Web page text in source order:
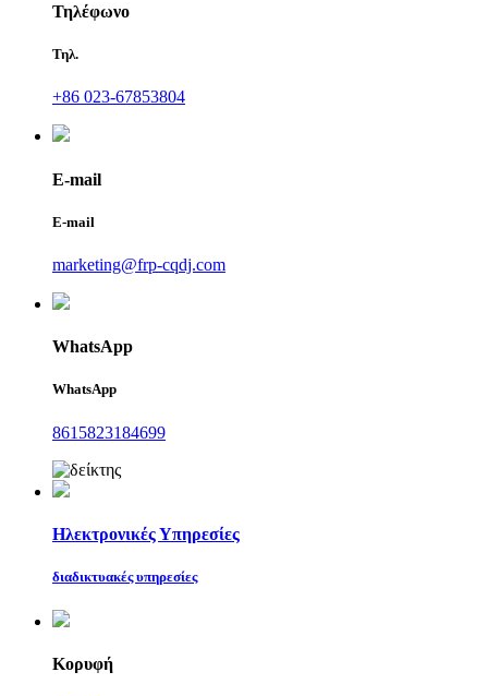
Τηλέφωνο
Τηλ.
+86 023-67853804
E-mail
E-mail
marketing@frp-cqdj.com
WhatsApp
WhatsApp
8615823184699
Ηλεκτρονικές Υπηρεσίες
διαδικτυακές υπηρεσίες
Κορυφή